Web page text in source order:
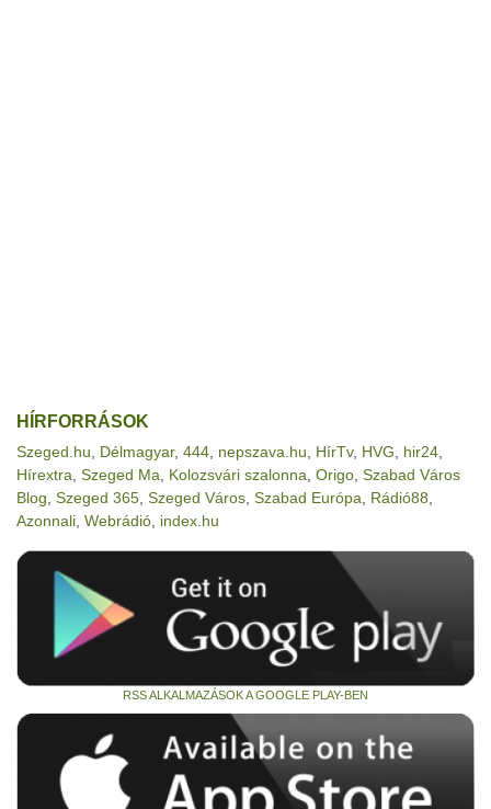
HÍRFORRÁSOK
Szeged.hu Délmagyar, 444 nepszava.hu HírTv, HVG hir24
Hírextra Szeged Ma Kolozsvári szalonna Origo Szabad Város
Blog Szeged 365 Szeged Város Szabad Európa Rádió88
Azonnali Webrádió index.hu
RSS ALKALMAZÁSOK A GOOGLE PLAY-BEN